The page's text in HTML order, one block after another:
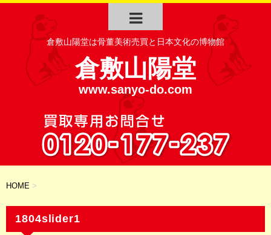
倉敷山陽堂は骨董美術売買と日本文化の博物館
倉敷山陽堂
www.sanyo-do.com
HOME >
1804slider1